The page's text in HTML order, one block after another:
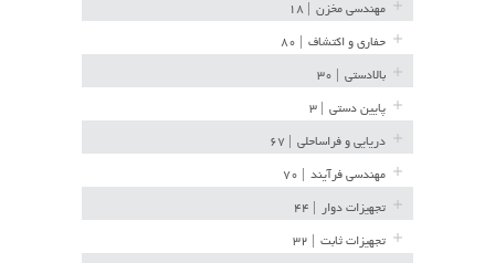
مهندسی مخزن
حفاری و اکتشاف
بالادستی
پایین دستی
دریایی و فراساحلی
مهندسی فرآیند
تجهیزات دوار
تجهیزات ثابت